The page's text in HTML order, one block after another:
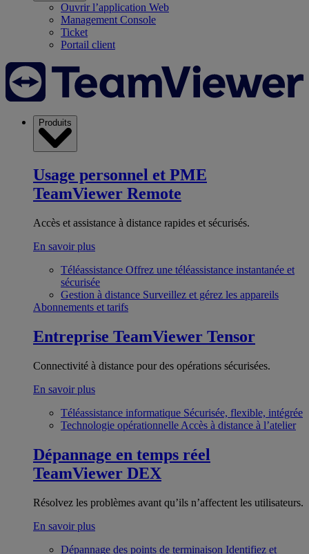
Ouvrir l’application Web
Management Console
Ticket
Portail client
Produits
Usage personnel et PME
TeamViewer Remote
Accès et assistance à distance rapides et sécurisés.
En savoir plus
Téléassistance Offrez une téléassistance instantanée et
sécurisée
Gestion à distance Surveillez et gérez les appareils
Abonnements et tarifs
Entreprise TeamViewer Tensor
Connectivité à distance pour des opérations sécurisées.
En savoir plus
Téléassistance informatique Sécurisée, flexible, intégrée
Technologie opérationnelle Accès à distance à l’atelier
Dépannage en temps réel
TeamViewer DEX
Résolvez les problèmes avant qu’ils n’affectent les utilisateurs.
En savoir plus
Dépannage des points de terminaison Identifiez et